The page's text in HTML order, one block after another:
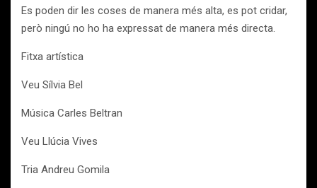
Es poden dir les coses de manera més alta, es pot cridar,
però ningú no ho ha expressat de manera més directa.
Fitxa artística
Veu Sílvia Bel
Música Carles Beltran
Veu Llúcia Vives
Tria Andreu Gomila